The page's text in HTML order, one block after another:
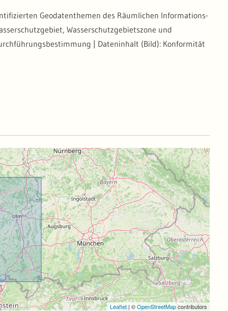
Geodatenthemen des Räumlichen Informations-
Wasserschutzgebietszone und
| Dateninhalt (Bild): Konformität
Leaflet| ©OpenStreetMapcontributors